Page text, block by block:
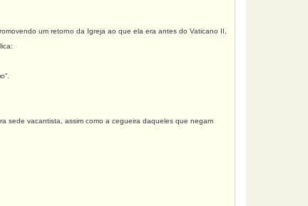
um retorno da Igreja ao que ela era antes do Vaticano II,
”.
sede vacantista, assim como a cegueira daqueles que negam